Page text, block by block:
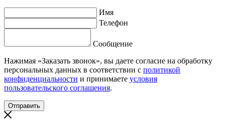
Имя
Телефон
Сообщение
Нажимая «Заказать звонок», вы даете согласие на обработку
персональных данных в соответствии с политикой
конфиденциальности и принимаете условия
пользовательского соглашения.